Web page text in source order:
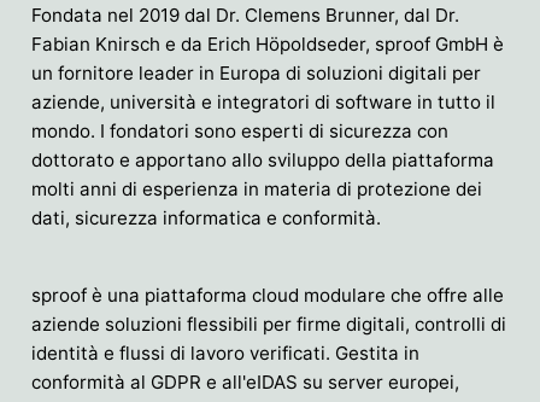
Fondata nel 2019 dal Dr. Clemens Brunner, dal Dr.
Fabian Knirsch e da Erich Höpoldseder, sproof GmbH è
un fornitore leader in Europa di soluzioni digitali per
aziende, università e integratori di software in tutto il
mondo. I fondatori sono esperti di sicurezza con
dottorato e apportano allo sviluppo della piattaforma
molti anni di esperienza in materia di protezione dei
dati, sicurezza informatica e conformità.
sproof è una piattaforma cloud modulare che offre alle
aziende soluzioni flessibili per firme digitali, controlli di
identità e flussi di lavoro verificati. Gestita in
conformità al GDPR e all'eIDAS su server europei,